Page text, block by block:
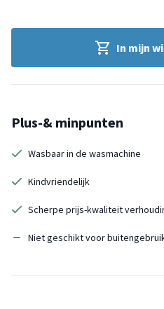
In mijn
Plus-& minpunten
Wasbaar in de wasmachine
Kindvriendelijk
Scherpe prijs-kwaliteit
Niet geschikt voor